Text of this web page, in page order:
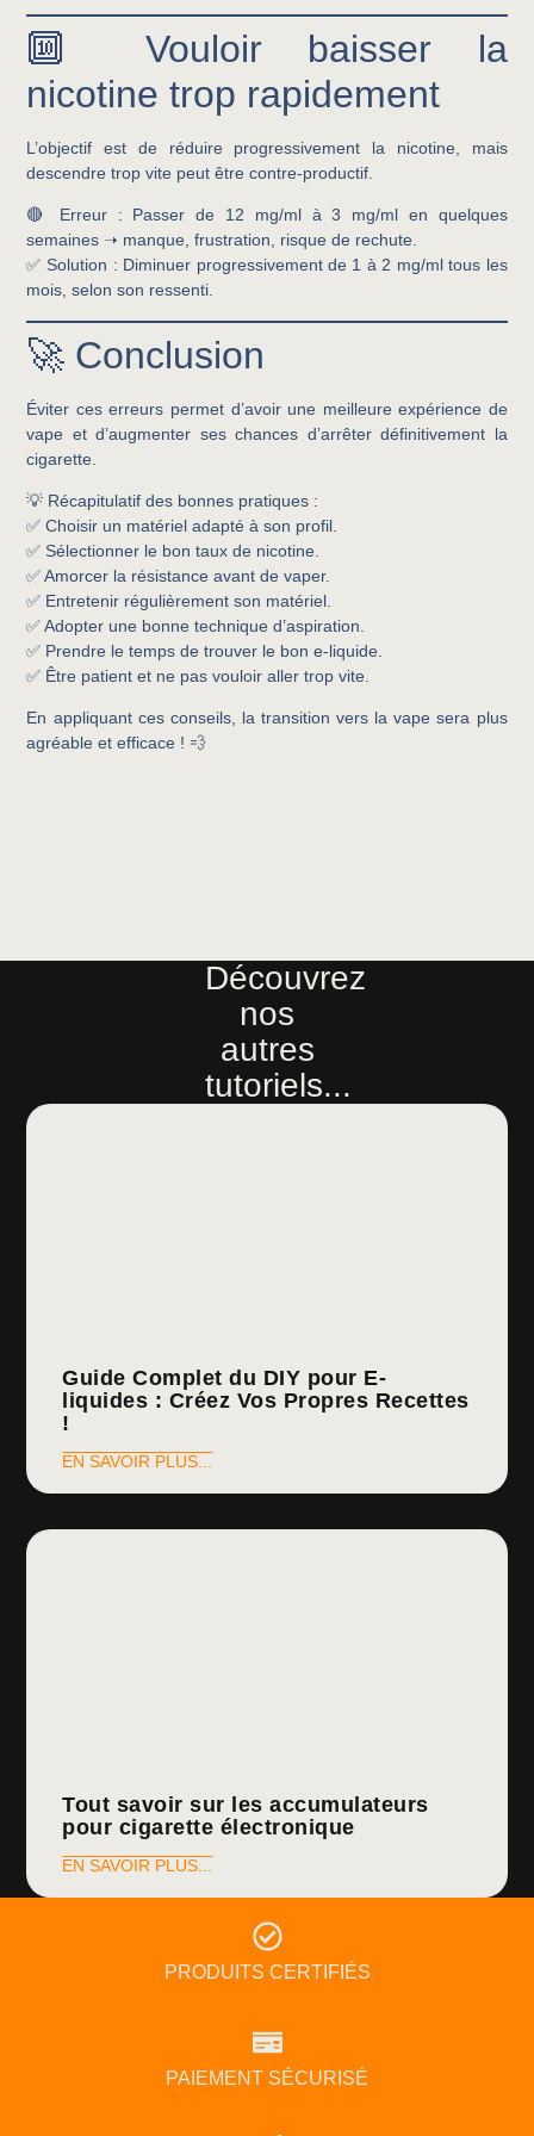
🔟 Vouloir baisser la
nicotine trop rapidement
L’objectif est de réduire progressivement la nicotine, mais
descendre trop vite peut être contre-productif.
🔴 Erreur : Passer de 12 mg/ml à 3 mg/ml en quelques
semaines ➝ manque, frustration, risque de rechute.
✅ Solution : Diminuer progressivement de 1 à 2 mg/ml tous les
mois, selon son ressenti.
🚀 Conclusion
Éviter ces erreurs permet d’avoir une meilleure expérience de
vape et d’augmenter ses chances d’arrêter définitivement la
cigarette.
💡 Récapitulatif des bonnes pratiques :
✅ Choisir un matériel adapté à son profil.
✅ Sélectionner le bon taux de nicotine.
✅ Amorcer la résistance avant de vaper.
✅ Entretenir régulièrement son matériel.
✅ Adopter une bonne technique d’aspiration.
✅ Prendre le temps de trouver le bon e-liquide.
✅ Être patient et ne pas vouloir aller trop vite.
En appliquant ces conseils, la transition vers la vape sera plus
agréable et efficace ! 💨
Découvrez
nos
autres
tutoriels...
Guide Complet du DIY pour E-
liquides : Créez Vos Propres Recettes
!
EN SAVOIR PLUS...
Tout savoir sur les accumulateurs
pour cigarette électronique
EN SAVOIR PLUS...
PRODUITS CERTIFIÉS
PAIEMENT SÉCURISÉ